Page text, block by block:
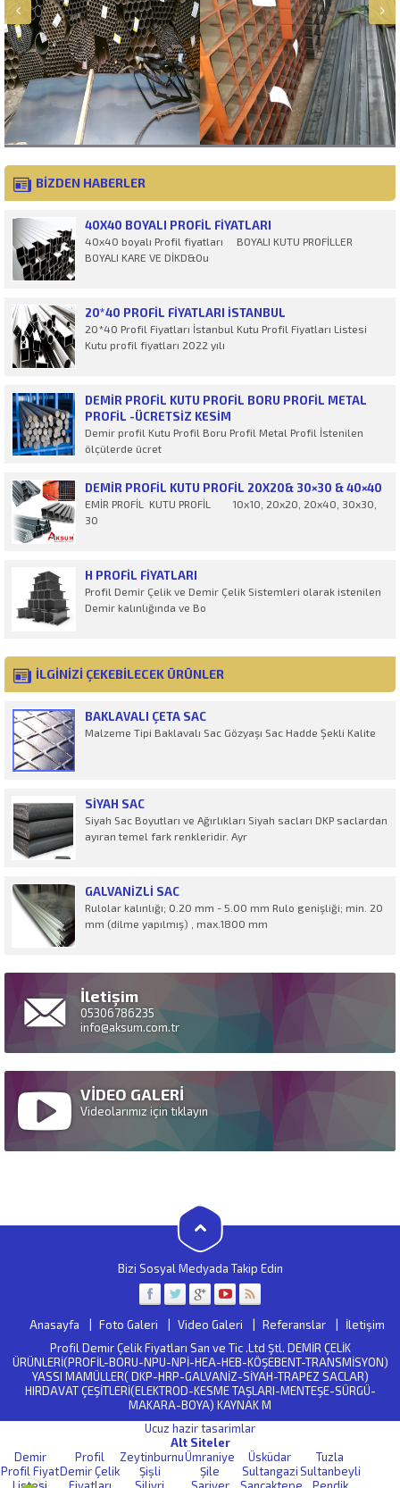
BİZDEN HABERLER
40X40 BOYALI PROFIL FIYATLARI
40x40 boyalı Profil fiyatları BOYALI KUTU PROFİLLER
BOYALI KARE VE DİKD&Ou
20*40 PROFIL FIYATLARI İSTANBUL
20*40 Profil Fiyatları İstanbul Kutu Profil Fiyatları Listesi
Kutu profil fiyatları 2022 yılı
DEMIR PROFIL KUTU PROFIL BORU PROFIL METAL
PROFIL -ÜCRETSİZ KESİM
Demir profil Kutu Profil Boru Profil Metal Profil İstenilen
ölçülerde ücret
DEMIR PROFIL KUTU PROFIL 20X20& 30×30 & 40×40
EMİR PROFİL KUTU PROFİL 10x10, 20x20, 20x40, 30x30,
30
H PROFİL FIYATLARI
Profil Demir Çelik ve Demir Çelik Sistemleri olarak istenilen
Demir kalınlığında ve Bo
İLGİNİZİ ÇEKEBİLECEK ÜRÜNLER
BAKLAVALI ÇETA SAC
Malzeme Tipi Baklavalı Sac Gözyaşı Sac Hadde Şekli Kalite
SIYAH SAC
Siyah Sac Boyutları ve Ağırlıkları Siyah sacları DKP saclardan
ayıran temel fark renkleridir. Ayr
GALVANIZLI SAC
Rulolar kalınlığı; 0.20 mm - 5.00 mm Rulo genişliği; min. 20
mm (dilme yapılmış) , max.1800 mm
İletişim
05306786235
info@aksum.com.tr
VİDEO GALERİ
Videolarımız için tıklayın
Bizi Sosyal Medyada Takip Edin
Anasayfa Foto Galeri Video Galeri Referanslar
İletişim
Profil Demir Çelik Fiyatları San ve Tic .Ltd Ştl. DEMİR ÇELİK
ÜRÜNLERİ(PROFİL-BORU-NPU-NPİ-HEA-HEB-KÖŞEBENT-TRANSMİSYON)
YASSI MAMÜLLER( DKP-HRP-GALVANİZ-SİYAH-TRAPEZ SACLAR)
HIRDAVAT ÇEŞİTLERİ(ELEKTROD-KESME TAŞLARI-MENTEŞE-SÜRGÜ-
MAKARA-BOYA) KAYNAK M
Ucuz hazir tasarimlar
Alt Siteler
Demir
Profil Fiyat
Profil
Demir Çelik
ZeytinburnuÜmraniye Üsküdar
Tuzla
Şişli
Şile SultangaziSultanbeyli